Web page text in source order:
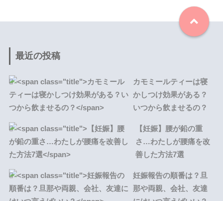
最近の投稿
カモミールティーは寝
かしつけ効果がある？
いつから飲ませるの？
【妊娠】腰が鉛の重
さ…わたしが腰痛を改
善した方法7選
妊娠報告の順番は？旦
那や両親、会社、友達